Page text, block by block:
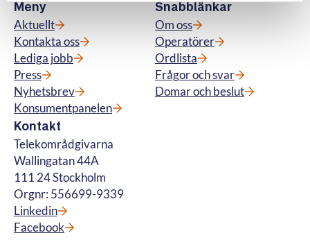
Meny
Aktuellt
Kontakta oss
Lediga jobb
Press
Nyhetsbrev
Konsumentpanelen
Snabblänkar
Om oss
Operatörer
Ordlista
Frågor och svar
Domar och beslut
Kontakt
Telekområdgivarna
Wallingatan 44A
111 24 Stockholm
Orgnr: 556699-9339
Linkedin
Facebook